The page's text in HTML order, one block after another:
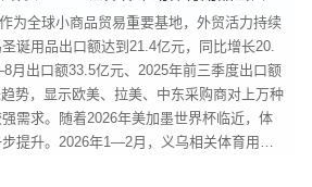
情感价值的需求。
为全球小商品贸易重要基地，外贸活力持续
诞用品出口额达到21.4亿元，同比增长20.
月出口额33.5亿元、2025年前三季度出口额
势，显示欧美、拉美、中东采购商对上万种
需求。随着2026年美加墨世界杯临近，体
提升。2026年1—2月，义乌相关体育用品